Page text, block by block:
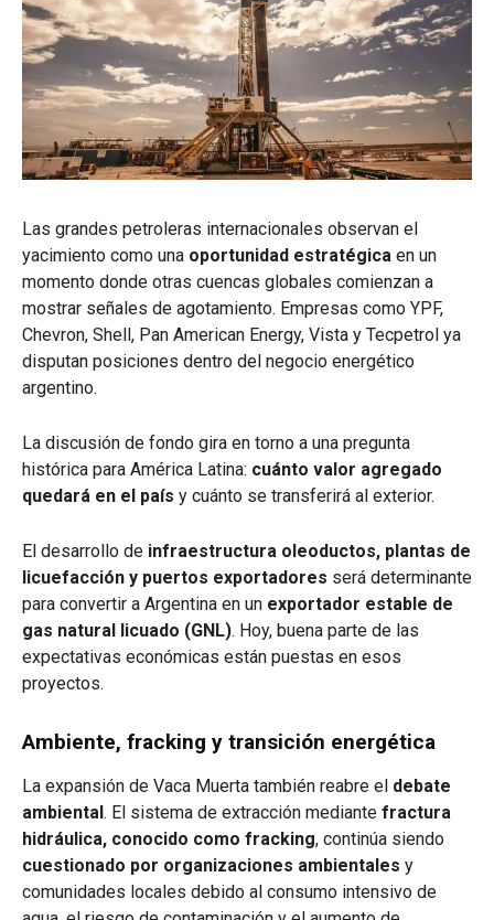
Las grandes petroleras internacionales observan el
yacimiento como una oportunidad estratégica en un
momento donde otras cuencas globales comienzan a
mostrar señales de agotamiento. Empresas como YPF,
Chevron, Shell, Pan American Energy, Vista y Tecpetrol ya
disputan posiciones dentro del negocio energético
argentino.
La discusión de fondo gira en torno a una pregunta
histórica para América Latina: cuánto valor agregado
quedará en el país y cuánto se transferirá al exterior.
El desarrollo de infraestructura oleoductos, plantas de
licuefacción y puertos exportadores será determinante
para convertir a Argentina en un exportador estable de
gas natural licuado (GNL). Hoy, buena parte de las
expectativas económicas están puestas en esos
proyectos.
Ambiente, fracking y transición energética
La expansión de Vaca Muerta también reabre el debate
ambiental. El sistema de extracción mediante fractura
hidráulica, conocido como fracking, continúa siendo
cuestionado por organizaciones ambientales y
comunidades locales debido al consumo intensivo de